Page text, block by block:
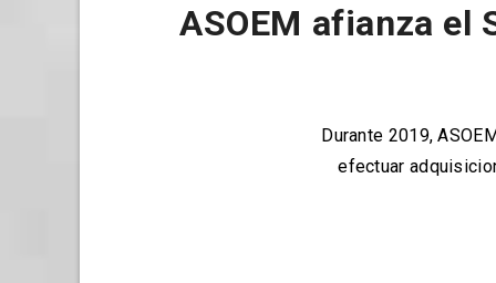
ASOEM afianza
Durante 2019,
efectuar